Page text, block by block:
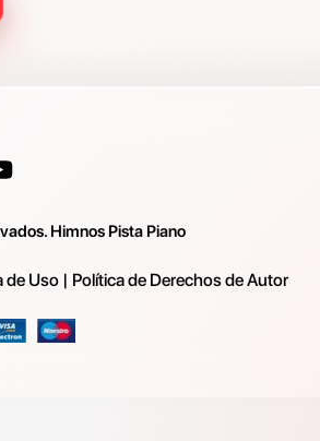
Himnos Pista Piano
de Uso| Política de Derechos de Autor